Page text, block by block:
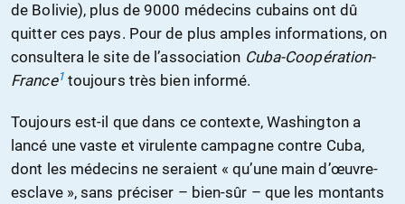
de Bolivie), plus de 9000 médecins cubains ont dû
quitter ces pays. Pour de plus amples informations, on
consultera le site de l’association Cuba-Coopération-
France1toujours très bien informé.
Toujours est-il que dans ce contexte, Washington a
lancé une vaste et virulente campagne contre Cuba,
dont les médecins ne seraient « qu’une main d’œuvre-
esclave », sans préciser – bien-sûr – que les montants